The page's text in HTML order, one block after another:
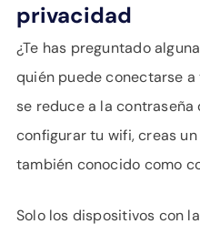
privacidad
¿Te has preguntado
quién puede conectarse
se reduce a la contraseña
configurar tu wifi, creas
también conocido como
Solo los dispositivos con